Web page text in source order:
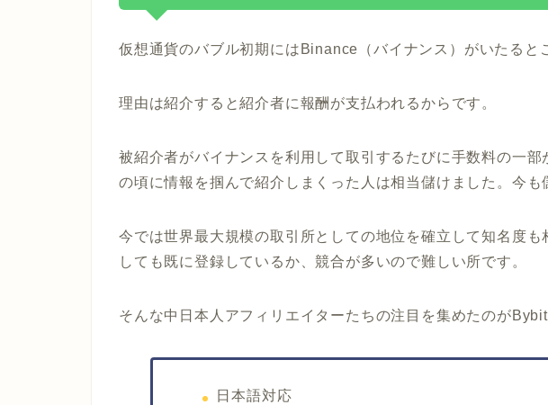
仮想通貨のバブル初期にはBinance（バイナンス）がいたると
理由は紹介すると紹介者に報酬が支払われるからです。
被紹介者がバイナンスを利用して取引するたびに手数料の一
の頃に情報を掴んで紹介しまくった人は相当儲けました。今も
今では世界最大規模の取引所としての地位を確立して知名度も
しても既に登録しているか、競合が多いので難しい所です。
そんな中日本人アフィリエイターたちの注目を集めたのがBybit
日本語対応